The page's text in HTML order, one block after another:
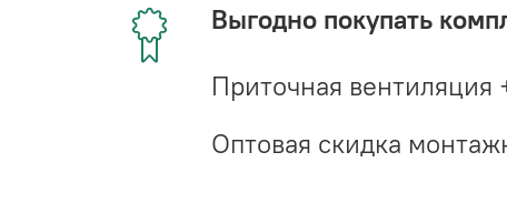
Выгодно покупать
Приточная
Оптовая скидка